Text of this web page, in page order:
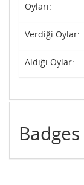
Oyları:
Verdiği Oylar:
Aldığı Oylar:
Badges